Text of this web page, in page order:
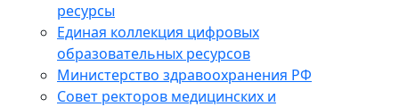
ресурсы
Единая коллекция цифровых
образовательных ресурсов
Министерство здравоохранения РФ
Совет ректоров медицинских и